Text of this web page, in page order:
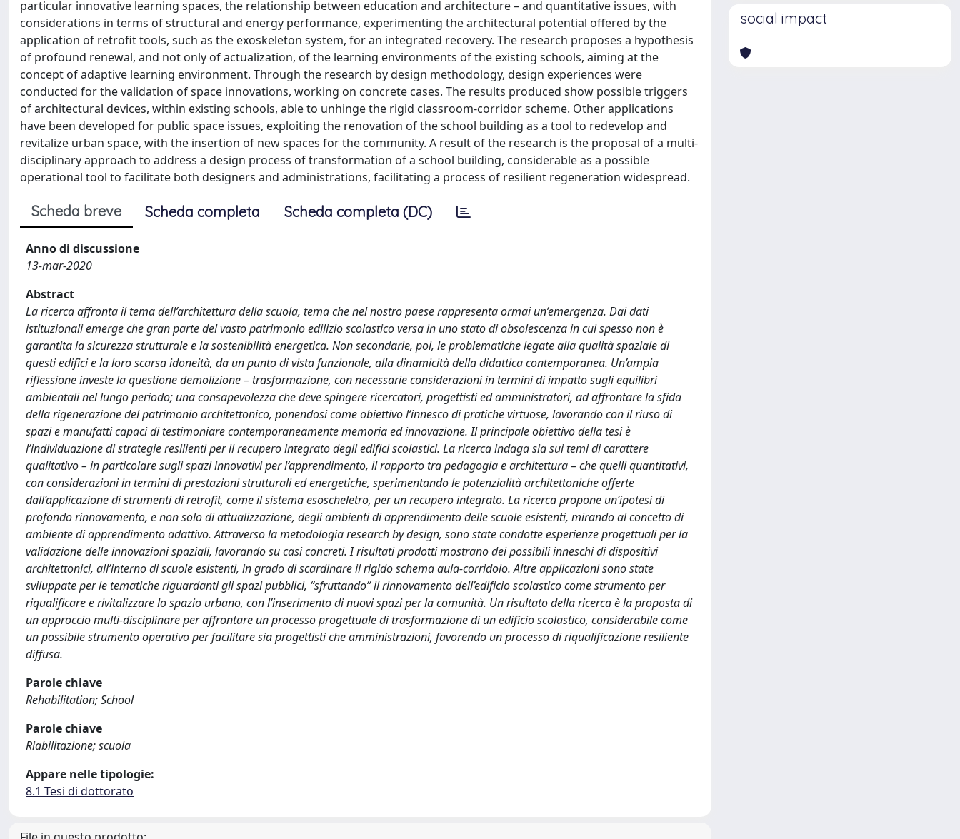
particular innovative learning spaces, the relationship between education and architecture – and quantitative issues, with
considerations in terms of structural and energy performance, experimenting the architectural potential offered by the
application of retrofit tools, such as the exoskeleton system, for an integrated recovery. The research proposes a hypothesis
of profound renewal, and not only of actualization, of the learning environments of the existing schools, aiming at the
concept of adaptive learning environment. Through the research by design methodology, design experiences were
conducted for the validation of space innovations, working on concrete cases. The results produced show possible triggers
of architectural devices, within existing schools, able to unhinge the rigid classroom-corridor scheme. Other applications
have been developed for public space issues, exploiting the renovation of the school building as a tool to redevelop and
revitalize urban space, with the insertion of new spaces for the community. A result of the research is the proposal of a multi-
disciplinary approach to address a design process of transformation of a school building, considerable as a possible
operational tool to facilitate both designers and administrations, facilitating a process of resilient regeneration widespread.
Scheda breve Scheda completa Scheda completa (DC)
Anno di discussione
13-mar-2020
Abstract
La ricerca affronta il tema dell’architettura della scuola, tema che nel nostro paese rappresenta ormai un’emergenza. Dai dati
istituzionali emerge che gran parte del vasto patrimonio edilizio scolastico versa in uno stato di obsolescenza in cui spesso non è
garantita la sicurezza strutturale e la sostenibilità energetica. Non secondarie, poi, le problematiche legate alla qualità spaziale di
questi edifici e la loro scarsa idoneità, da un punto di vista funzionale, alla dinamicità della didattica contemporanea. Un’ampia
riflessione investe la questione demolizione – trasformazione, con necessarie considerazioni in termini di impatto sugli equilibri
ambientali nel lungo periodo; una consapevolezza che deve spingere ricercatori, progettisti ed amministratori, ad affrontare la sfida
della rigenerazione del patrimonio architettonico, ponendosi come obiettivo l’innesco di pratiche virtuose, lavorando con il riuso di
spazi e manufatti capaci di testimoniare contemporaneamente memoria ed innovazione. Il principale obiettivo della tesi è
l’individuazione di strategie resilienti per il recupero integrato degli edifici scolastici. La ricerca indaga sia sui temi di carattere
qualitativo – in particolare sugli spazi innovativi per l’apprendimento, il rapporto tra pedagogia e architettura – che quelli quantitativi,
con considerazioni in termini di prestazioni strutturali ed energetiche, sperimentando le potenzialità architettoniche offerte
dall’applicazione di strumenti di retrofit, come il sistema esoscheletro, per un recupero integrato. La ricerca propone un’ipotesi di
profondo rinnovamento, e non solo di attualizzazione, degli ambienti di apprendimento delle scuole esistenti, mirando al concetto di
ambiente di apprendimento adattivo. Attraverso la metodologia research by design, sono state condotte esperienze progettuali per la
validazione delle innovazioni spaziali, lavorando su casi concreti. I risultati prodotti mostrano dei possibili inneschi di dispositivi
architettonici, all’interno di scuole esistenti, in grado di scardinare il rigido schema aula-corridoio. Altre applicazioni sono state
sviluppate per le tematiche riguardanti gli spazi pubblici, “sfruttando” il rinnovamento dell’edificio scolastico come strumento per
riqualificare e rivitalizzare lo spazio urbano, con l’inserimento di nuovi spazi per la comunità. Un risultato della ricerca è la proposta di
un approccio multi-disciplinare per affrontare un processo progettuale di trasformazione di un edificio scolastico, considerabile come
un possibile strumento operativo per facilitare sia progettisti che amministrazioni, favorendo un processo di riqualificazione resiliente
diffusa.
Parole chiave
Rehabilitation; School
Parole chiave
Riabilitazione; scuola
Appare nelle tipologie:
8.1 Tesi di dottorato
social impact